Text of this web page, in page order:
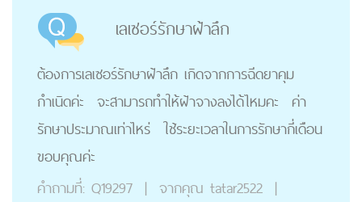
เลเซอร์รักษาฝ้าลึก
ต้องการเลเซอร์รักษาฝ้าลึก เกิดจากการฉีดยาคุม
กำเนิดค่ะ จะสามารถทำให้ฝ้าจางลงได้ไหมคะ ค่า
รักษาประมาณเท่าไหร่ ใช้ระยะเวลาในการรักษากี่เดือน
ขอบคุณค่ะ
คำถามที่: Q19297 | จากคุณ tatar2522 |